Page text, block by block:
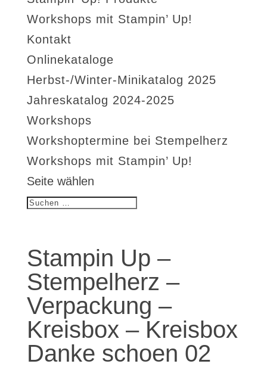
Workshops mit Stampin’ Up!
Kontakt
Onlinekataloge
Herbst-/Winter-Minikatalog 2025
Jahreskatalog 2024-2025
Workshops
Workshoptermine bei Stempelherz
Workshops mit Stampin’ Up!
Seite wählen
Stampin Up –
Stempelherz –
Verpackung –
Kreisbox – Kreisbox
Danke schoen 02